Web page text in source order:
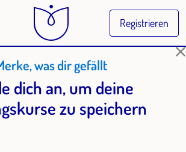
Registrieren
was dir gefällt
dich an, um deine
zu speichern